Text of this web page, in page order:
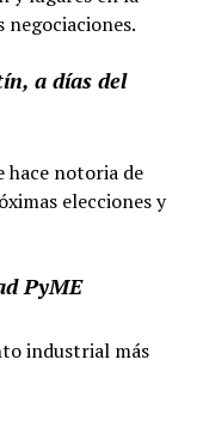
a días del
hace notoria de
elecciones y
PyME
industrial más